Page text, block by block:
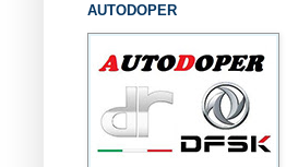
AUTODOPER